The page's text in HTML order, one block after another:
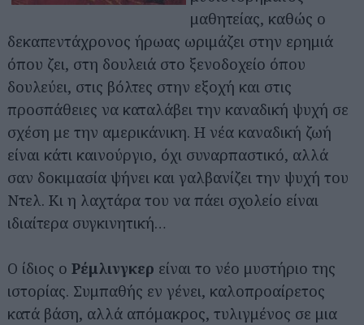
μαθητείας, καθώς ο
δεκαπεντάχρονος ήρωας ωριμάζει στην ερημιά
όπου ζει, στη δουλειά στο ξενοδοχείο όπου
δουλεύει, στις βόλτες στην εξοχή και στις
προσπάθειες να καταλάβει την καναδική ψυχή σε
σχέση με την αμερικάνικη. Η νέα καναδική ζωή
είναι κάτι καινούργιο, όχι συναρπαστικό, αλλά
σαν δοκιμασία ψήνει και γαλβανίζει την ψυχή του
Ντελ. Κι η λαχτάρα του να πάει σχολείο είναι
ιδιαίτερα συγκινητική…
Ο ίδιος ο Ρέμλινγκερ είναι το νέο μυστήριο της
ιστορίας. Συμπαθής εν γένει, καλοπροαίρετος
κατά βάση, αλλά απόμακρος, τυλιγμένος σε μια